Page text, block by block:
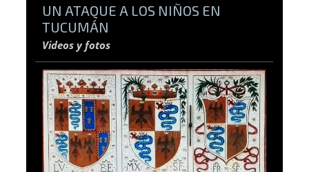
UN ATAQUE A LOS NIÑOS EN
TUCUMÁN
Videos y fotos